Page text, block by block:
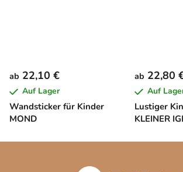
Wandsticker für Kinder
MOND
ab 22,10 €
Auf Lager
Lustiger
KLEINER
ab 22,80
Auf